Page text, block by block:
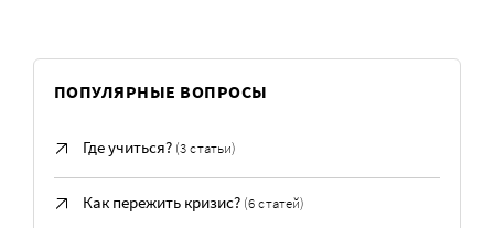
ПОПУЛЯРНЫЕ ВОПРОСЫ
Где учиться? (3 статьи)
Как пережить кризис? (6 статей)